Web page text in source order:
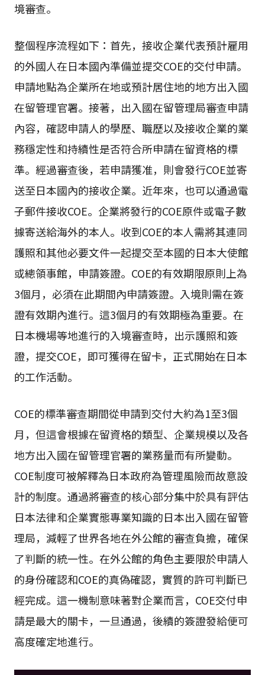
境審查。
整個程序流程如下：首先，接收企業代表預計雇用
的外國人在日本國內準備並提交COE的交付申請。
申請地點為企業所在地或預計居住地的地方出入國
在留管理官署。接著，出入國在留管理局審查申請
內容，確認申請人的學歷、職歷以及接收企業的業
務穩定性和持續性是否符合所申請在留資格的標
準。經過審查後，若申請獲准，則會發行COE並寄
送至日本國內的接收企業。近年來，也可以通過電
子郵件接收COE。企業將發行的COE原件或電子數
據寄送給海外的本人。收到COE的本人需將其連同
護照和其他必要文件一起提交至本國的日本大使館
或總領事館，申請簽證。COE的有效期限原則上為
3個月，必須在此期間內申請簽證。入境則需在簽
證有效期內進行。這3個月的有效期極為重要。在
日本機場等地進行的入境審查時，出示護照和簽
證，提交COE，即可獲得在留卡，正式開始在日本
的工作活動。
COE的標準審查期間從申請到交付大約為1至3個
月，但這會根據在留資格的類型、企業規模以及各
地方出入國在留管理官署的業務量而有所變動。
COE制度可被解釋為日本政府為管理風險而故意設
計的制度。通過將審查的核心部分集中於具有評估
日本法律和企業實態專業知識的日本出入國在留管
理局，減輕了世界各地在外公館的審查負擔，確保
了判斷的統一性。在外公館的角色主要限於申請人
的身份確認和COE的真偽確認，實質的許可判斷已
經完成。這一機制意味著對企業而言，COE交付申
請是最大的關卡，一旦通過，後續的簽證發給便可
高度確定地進行。